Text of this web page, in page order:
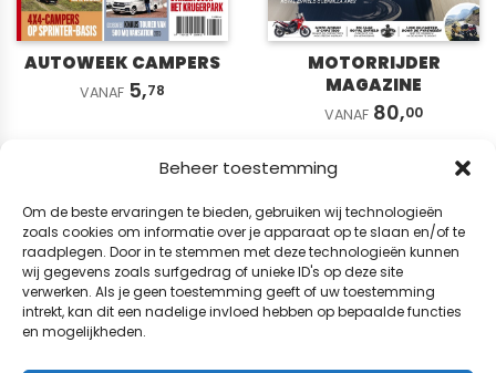
Beheer toestemming
Om de beste ervaringen te bieden, gebruiken wij technologieën
zoals cookies om informatie over je apparaat op te slaan en/of te
raadplegen. Door in te stemmen met deze technologieën kunnen
wij gegevens zoals surfgedrag of unieke ID's op deze site
verwerken. Als je geen toestemming geeft of uw toestemming
intrekt, kan dit een nadelige invloed hebben op bepaalde functies
en mogelijkheden.
AUTOWEEK CAMPERS
VANAF 5,78
MOTORRIJDER
MAGAZINE
VANAF 80,00